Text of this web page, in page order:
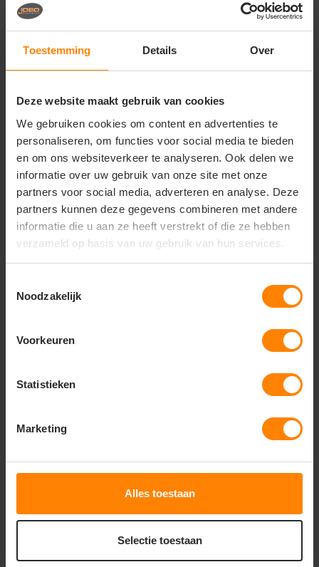
Toestemming Details Over
Deze website maakt gebruik van cookies
We gebruiken cookies om content en advertenties te
personaliseren, om functies voor social media te bieden
en om ons websiteverkeer te analyseren. Ook delen we
informatie over uw gebruik van onze site met onze
partners voor social media, adverteren en analyse. Deze
partners kunnen deze gegevens combineren met andere
informatie die u aan ze heeft verstrekt of die ze hebben
verzameld op basis van uw gebruik van hun services.
Noodzakelijk
Voorkeuren
Statistieken
Marketing
Alles toestaan
Selectie toestaan
Vragen? Neem contact
op met onze
call +31(0)418 511 972
mail info@jobopromotions.nl
store Bezoek onze showroom:
Provincialeweg 59 - Velddriel
Dit vind je misschien ook leuk
Items van productcarrousel
ROLY
PERSONALISEER
294
PERSONALISEER